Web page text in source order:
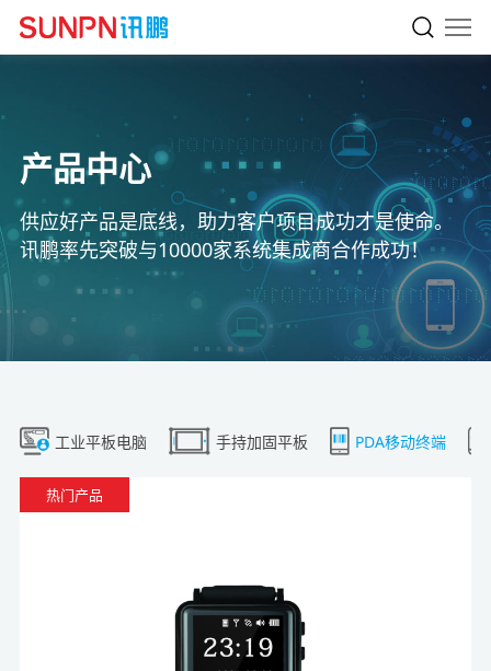
产品中心
供应好产品是底线，助力客户项目成功才是使命。
讯鹏率先突破与10000家系统集成商合作成功！
工业平板电脑 手持加固平板 PDA移动终端
热门产品